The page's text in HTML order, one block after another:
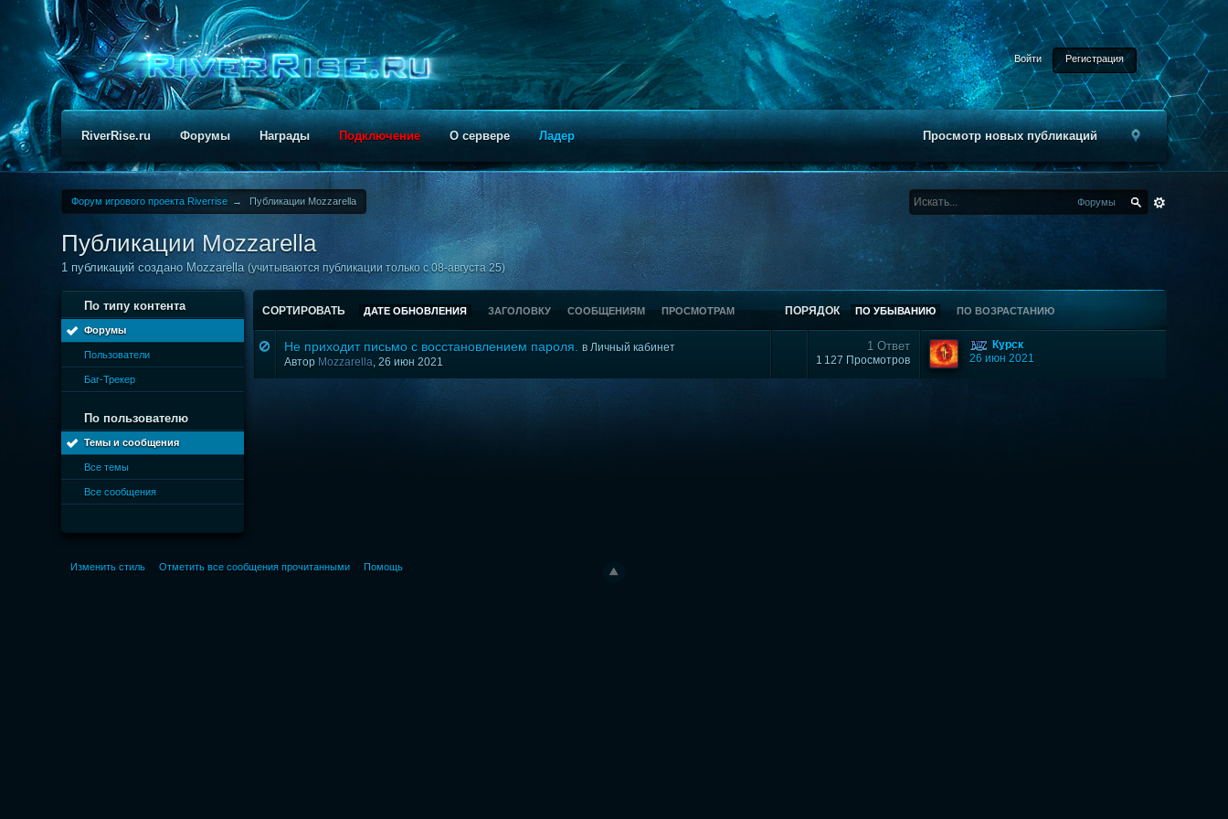
Войти Регистрация
Просмотр новых публикаций
RiverRise.ru Форумы Награды Подключение О сервере Ладер
Форум игрового проекта Riverrise → Публикации Mozzarella Форумы
Публикации Mozzarella
1 публикаций создано Mozzarella(учитываются публикации только с 08-августа 25)
По типу контента
Форумы
Пользователи
Баг-Трекер
По пользователю
Темы и сообщения
Все темы
Все сообщения
СОРТИРОВАТЬ ДАТЕ ОБНОВЛЕНИЯ ЗАГОЛОВКУ СООБЩЕНИЯМ ПРОСМОТРАМ ПОРЯДОК ПО УБЫВАНИЮ ПО ВОЗРАСТАНИЮ
Не приходит письмо с восстановлением пароля. в Личный кабинет
Автор Mozzarella, 26 июн 2021
1 Ответ
1 127 Просмотров
Курск
26 июн 2021
Изменить стиль Отметить все сообщения прочитанными Помощь